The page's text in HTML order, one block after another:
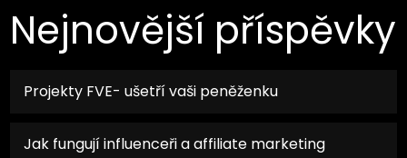
Nejnovější příspěvky
Projekty FVE- ušetří vaši peněženku
Jak fungují influenceři a affiliate marketing